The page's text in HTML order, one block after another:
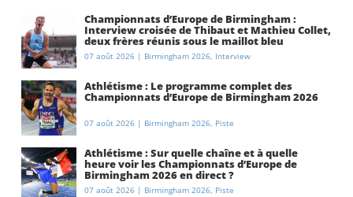
Championnats d’Europe de Birmingham :
Interview croisée de Thibaut et Mathieu Collet,
deux frères réunis sous le maillot bleu
07 août 2026 | Birmingham 2026, Interview
Athlétisme : Le programme complet des
Championnats d’Europe de Birmingham 2026
07 août 2026 | Birmingham 2026, Piste
Athlétisme : Sur quelle chaîne et à quelle
heure voir les Championnats d’Europe de
Birmingham 2026 en direct ?
07 août 2026 | Birmingham 2026, Piste